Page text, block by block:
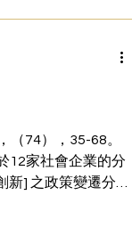
（74），35-68。
12家社會企業的分
新] 之政策變遷分